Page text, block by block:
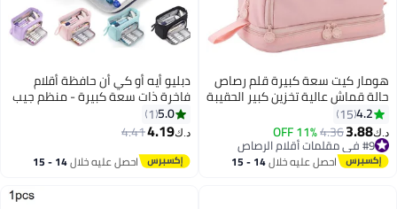
هومار كيت سعة كبيرة قلم رصاص
حالة قماش عالية تخزين كبير الحقيبة
علامة القلم القضية بسيطة
القرطاسية حقيبة مدرسة كلية
مكتب المنظم للمراهقين الفتيات
الكبار طالب - الوردي والوردي
وفريدة من نوعها وبسيطة
4.2
15
د.ك‏3.88
4.36
11% OFF
#9 في مقلمات أقلام الرصاص
#9 في مقلمات أقلام الرصاص احصل عليه خلال 14 - 15
دبليو أيه أو كي أن حافظة أقلام
فاخرة ذات سعة كبيرة - منظم جيب
أقلام متعدد الأقسام واسع للغاية
للمدرسة والجامعة والمكتب
والسفر - حامل أنيق ومتين بسحاب
للأقلام والعلامات ومستحضرات
التجميل ولوازم الفن - هدية مثالية
للطلاب والمراهقين والأولاد والبنات
5.0
1
د.ك‏4.19
4.41
احصل عليه خلال 14 - 15